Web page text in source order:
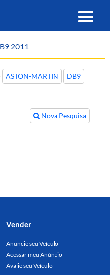
Toggle
2011
ASTON-MARTIN
DB9
Nova Pesquisa
Vender
Anuncie seu Veículo
Acessar meu Anúncio
Avalie seu Veículo